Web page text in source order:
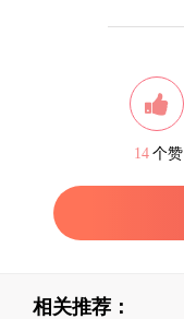
14 个赞
相关推荐：